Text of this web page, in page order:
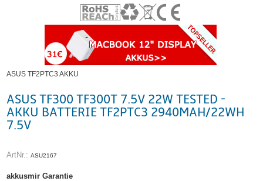
ASUS TF2PTC3 AKKU
ASUS TF300 TF300T 7.5V 22W TESTED -
AKKU BATTERIE TF2PTC3 2940MAH/22WH
7.5V
ArtNr.:ASU2167
akkusmir Garantie